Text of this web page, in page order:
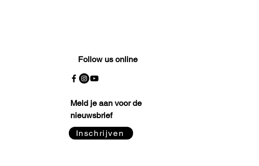
Follow us online
Meld je aan voor de
nieuwsbrief
Inschrijven